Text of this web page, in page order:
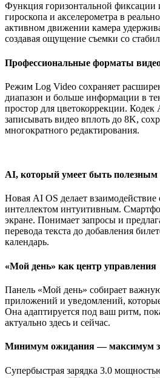
Функция горизонтальной фиксации
гироскопа и акселерометра в
активном движении камера
создавая ощущение съемки со
Профессиональные форматы
Режим Log Video сохраняет
диапазон и больше информации в
простор для цветокоррекции. Кодек
записывать видео вплоть до 8K,
многократного редактирования.
AI, который умеет быть полезным
Новая AI OS делает
интеллектом интуитивным.
экране. Понимает запросы и
перевода текста до добавления
календарь.
«Мой день» как центр управления
Панель «Мой день» собирает
приложений и уведомлений,
Она адаптируется под ваш ритм,
актуально здесь и сейчас.
Минимум ожидания — максимум
Супербыстрая зарядка 3.0